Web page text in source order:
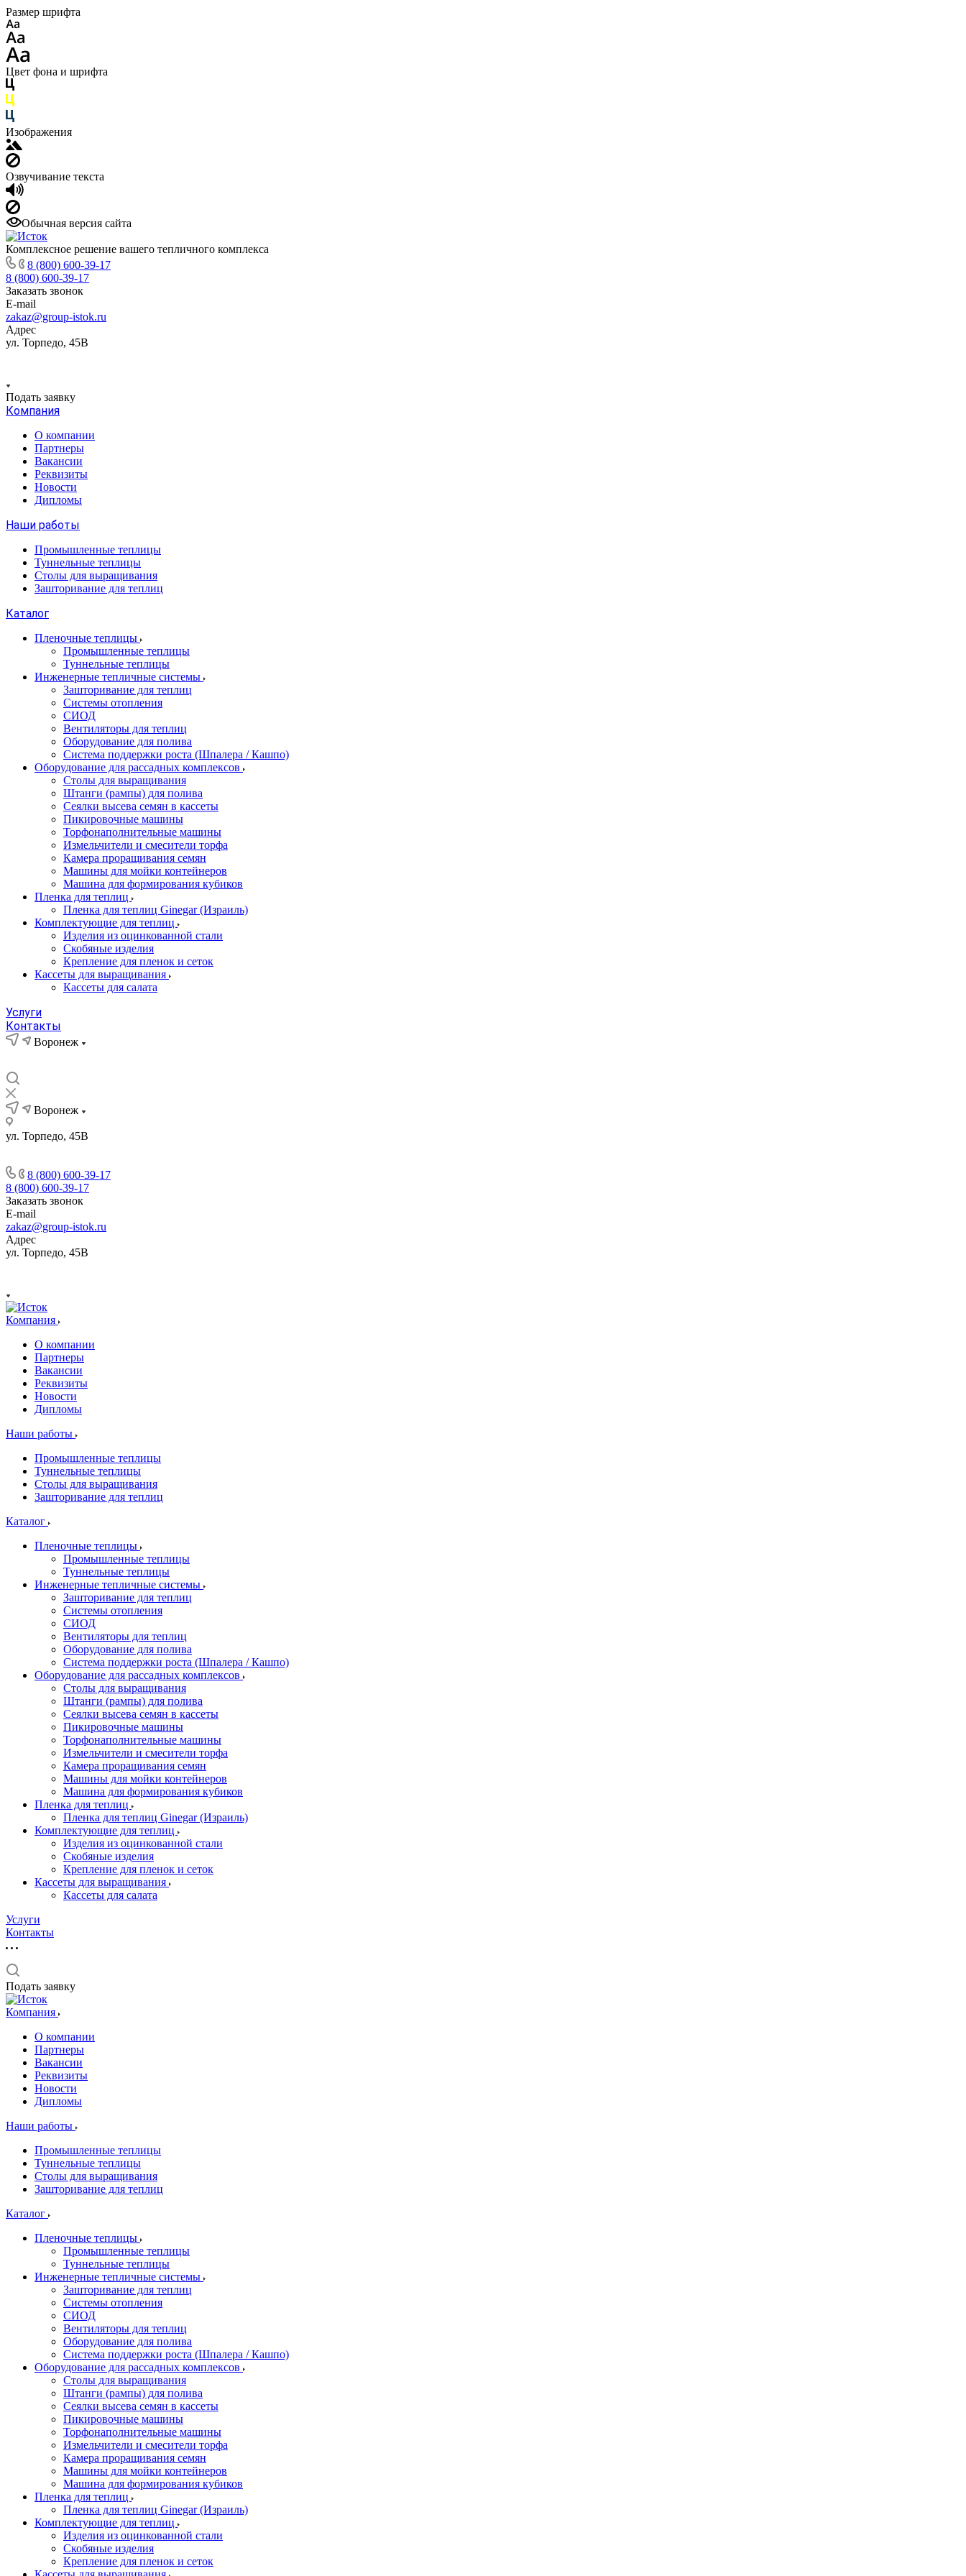
Размер шрифта
Цвет фона и шрифта
Изображения
Озвучивание текста
Обычная версия сайта
Комплексное решение вашего тепличного комплекса
8 (800) 600-39-17
8 (800) 600-39-17
Заказать звонок
E-mail
zakaz@group-istok.ru
Адрес
ул. Торпедо, 45В
Подать заявку
Компания
О компании
Партнеры
Вакансии
Реквизиты
Новости
Дипломы
Наши работы
Промышленные теплицы
Туннельные теплицы
Столы для выращивания
Зашторивание для теплиц
Каталог
Пленочные теплицы
Промышленные теплицы
Туннельные теплицы
Инженерные тепличные системы
Зашторивание для теплиц
Системы отопления
СИОД
Вентиляторы для теплиц
Оборудование для полива
Система поддержки роста (Шпалера / Кашпо)
Оборудование для рассадных комплексов
Столы для выращивания
Штанги (рампы) для полива
Сеялки высева семян в кассеты
Пикировочные машины
Торфонаполнительные машины
Измельчители и смесители торфа
Камера проращивания семян
Машины для мойки контейнеров
Машина для формирования кубиков
Пленка для теплиц
Пленка для теплиц Ginegar (Израиль)
Комплектующие для теплиц
Изделия из оцинкованной стали
Скобяные изделия
Крепление для пленок и сеток
Кассеты для выращивания
Кассеты для салата
Услуги
Контакты
Воронеж
Воронеж
ул. Торпедо, 45В
8 (800) 600-39-17
8 (800) 600-39-17
Заказать звонок
E-mail
zakaz@group-istok.ru
Адрес
ул. Торпедо, 45В
Компания
О компании
Партнеры
Вакансии
Реквизиты
Новости
Дипломы
Наши работы
Промышленные теплицы
Туннельные теплицы
Столы для выращивания
Зашторивание для теплиц
Каталог
Пленочные теплицы
Промышленные теплицы
Туннельные теплицы
Инженерные тепличные системы
Зашторивание для теплиц
Системы отопления
СИОД
Вентиляторы для теплиц
Оборудование для полива
Система поддержки роста (Шпалера / Кашпо)
Оборудование для рассадных комплексов
Столы для выращивания
Штанги (рампы) для полива
Сеялки высева семян в кассеты
Пикировочные машины
Торфонаполнительные машины
Измельчители и смесители торфа
Камера проращивания семян
Машины для мойки контейнеров
Машина для формирования кубиков
Пленка для теплиц
Пленка для теплиц Ginegar (Израиль)
Комплектующие для теплиц
Изделия из оцинкованной стали
Скобяные изделия
Крепление для пленок и сеток
Кассеты для выращивания
Кассеты для салата
Услуги
Контакты
Подать заявку
Компания
О компании
Партнеры
Вакансии
Реквизиты
Новости
Дипломы
Наши работы
Промышленные теплицы
Туннельные теплицы
Столы для выращивания
Зашторивание для теплиц
Каталог
Пленочные теплицы
Промышленные теплицы
Туннельные теплицы
Инженерные тепличные системы
Зашторивание для теплиц
Системы отопления
СИОД
Вентиляторы для теплиц
Оборудование для полива
Система поддержки роста (Шпалера / Кашпо)
Оборудование для рассадных комплексов
Столы для выращивания
Штанги (рампы) для полива
Сеялки высева семян в кассеты
Пикировочные машины
Торфонаполнительные машины
Измельчители и смесители торфа
Камера проращивания семян
Машины для мойки контейнеров
Машина для формирования кубиков
Пленка для теплиц
Пленка для теплиц Ginegar (Израиль)
Комплектующие для теплиц
Изделия из оцинкованной стали
Скобяные изделия
Крепление для пленок и сеток